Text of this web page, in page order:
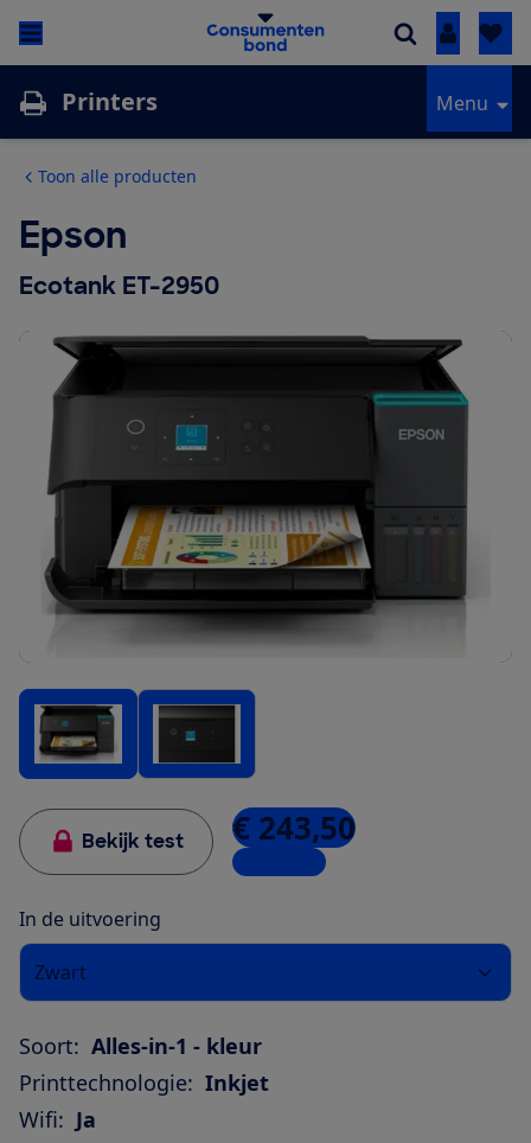
Inloggen
Printers Menu
Toon alle producten
Epson
Ecotank ET-2950
Bekijk test € 243,50
12 winkels
In de uitvoering
Zwart
Soort: Alles-in-1 - kleur
Printtechnologie: Inkjet
Wifi: Ja